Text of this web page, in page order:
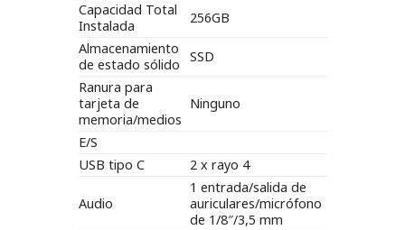
Capacidad Total
Instalada
256GB
Almacenamiento
de estado sólido
SSD
Ranura para
tarjeta de
memoria/medios
Ninguno
E/S
USB tipo C
2 x rayo 4
Audio
1 entrada/salida de
auriculares/micrófono
de 1/8″/3,5 mm